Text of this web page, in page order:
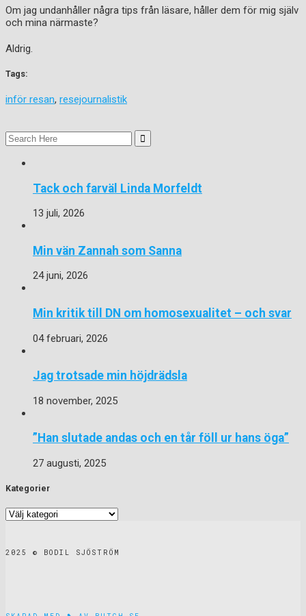
Om jag undanhåller några tips från läsare, håller dem för mig själv
och mina närmaste?
Aldrig.
Tags:
inför resan, resejournalistik
Search
for:
Tack och farväl Linda Morfeldt
13 juli, 2026
Min vän Zannah som Sanna
24 juni, 2026
Min kritik till DN om homosexualitet – och svar
04 februari, 2026
Jag trotsade min höjdrädsla
18 november, 2025
”Han slutade andas och en tår föll ur hans öga”
27 augusti, 2025
Kategorier
Kategorier
2025 © BODIL SJÖSTRÖM